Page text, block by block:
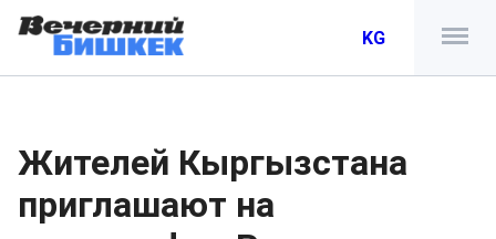
KG
Жителей Кыргызстана
приглашают на